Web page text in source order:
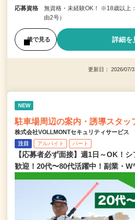
応募資格
無資格・未経験OK！ ※18歳以上
由2号）
後で見る 詳細を
更新日： 2026/
NEW
駐車場周辺の案内・誘導スタッ
株式会社VOLLMONTセキュリティサービス
注目 アルバイト パート
【応募者必ず面接】週1日～OK！
歓迎！20代〜80代活躍中！副業・W